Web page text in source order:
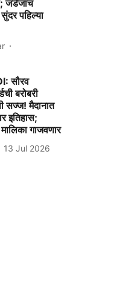
जडेजाचं
पहिल्या
सौरव
बरोबरी
सज्ज! मैदानात
इतिहास;
गाजवणार
13 Jul 2026